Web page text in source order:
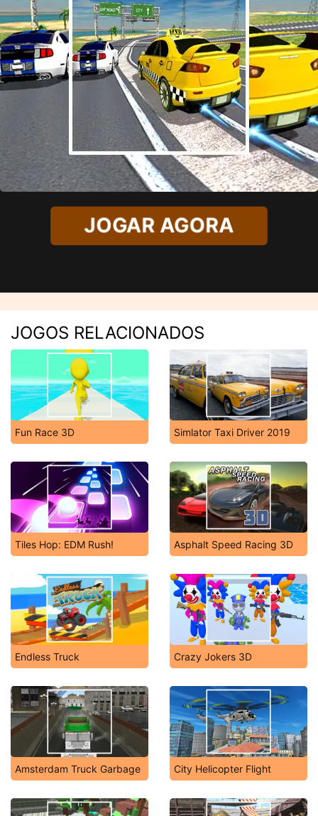
JOGAR AGORA
JOGOS RELACIONADOS
Fun Race 3D Simlator Taxi Driver 2019
Tiles Hop: EDM Rush! Asphalt Speed Racing 3D
Endless Truck Crazy Jokers 3D
Amsterdam Truck Garbage City Helicopter Flight